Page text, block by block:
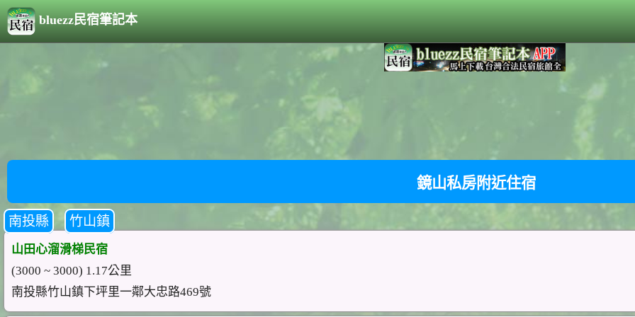
bluezz民宿筆記本
鏡山私房附近住宿
南投縣 竹山鎮
山田心溜滑梯民宿
(3000 ~ 3000) 1.17公里
南投縣竹山鎮下坪里一鄰大忠路469號